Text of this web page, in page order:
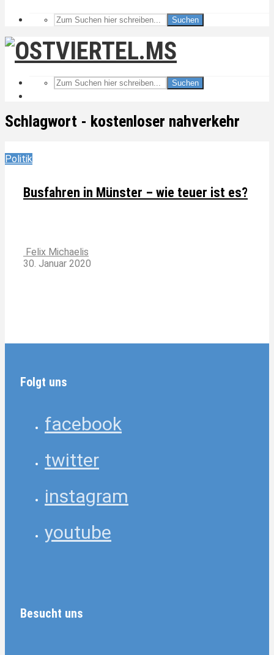
Suchen
Suchen
Schlagwort - kostenloser nahverkehr
Politik
Busfahren in Münster – wie teuer ist es?
Felix Michaelis
30. Januar 2020
Folgt uns
facebook
twitter
instagram
youtube
Besucht uns